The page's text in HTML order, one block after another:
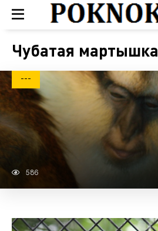
Чубатая мартышка
---
586